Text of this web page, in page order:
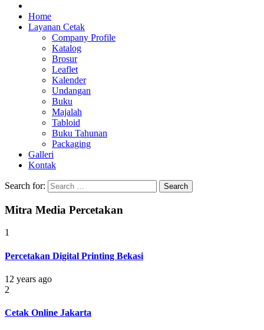
Jasa Cetak Online DMG Printing
Home
Layanan Cetak
Company Profile
Katalog
Brosur
Leaflet
Kalender
Undangan
Buku
Majalah
Tabloid
Buku Tahunan
Packaging
Galleri
Kontak
Search for:
Mitra Media Percetakan
1
Percetakan Digital Printing Bekasi
12 years ago
2
Cetak Online Jakarta